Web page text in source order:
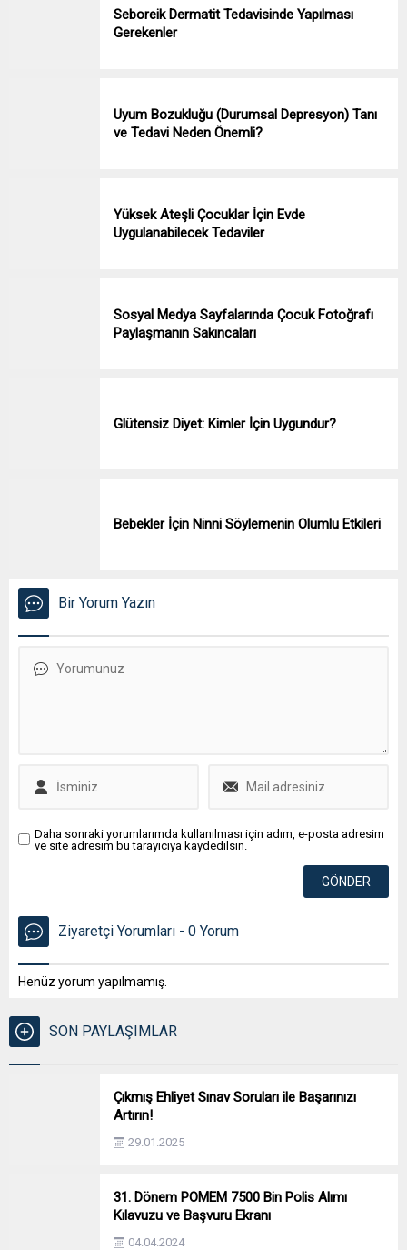
Seboreik Dermatit Tedavisinde Yapılması
Gerekenler
Uyum Bozukluğu (Durumsal Depresyon) Tanı
ve Tedavi Neden Önemli?
Yüksek Ateşli Çocuklar İçin Evde
Uygulanabilecek Tedaviler
Sosyal Medya Sayfalarında Çocuk Fotoğrafı
Paylaşmanın Sakıncaları
Glütensiz Diyet: Kimler İçin Uygundur?
Bebekler İçin Ninni Söylemenin Olumlu Etkileri
Bir Yorum Yazın
Daha sonraki yorumlarımda kullanılması için adım, e-posta adresim
ve site adresim bu tarayıcıya kaydedilsin.
Ziyaretçi Yorumları - 0 Yorum
Henüz yorum yapılmamış.
SON PAYLAŞIMLAR
Çıkmış Ehliyet Sınav Soruları ile Başarınızı
Artırın!
29.01.2025
31. Dönem POMEM 7500 Bin Polis Alımı
Kılavuzu ve Başvuru Ekranı
04.04.2024